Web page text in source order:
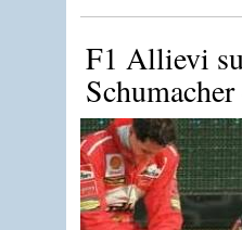
F1 Allievi